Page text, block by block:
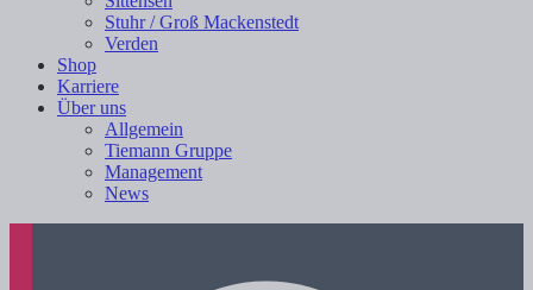
Stuhr / Groß Mackenstedt
Verden
Shop
Karriere
Über uns
Allgemein
Tiemann Gruppe
Management
News